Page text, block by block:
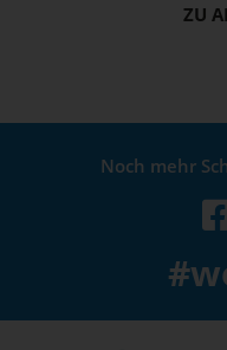
ZU
Noch mehr